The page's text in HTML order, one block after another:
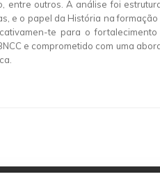
entre outros. A análise foi
e o papel da História na
te para o
e comprometido com uma